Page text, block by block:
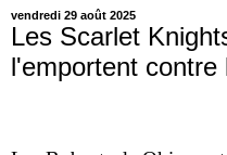
vendredi 29 août 2025
Les Scarlet
l'emportent